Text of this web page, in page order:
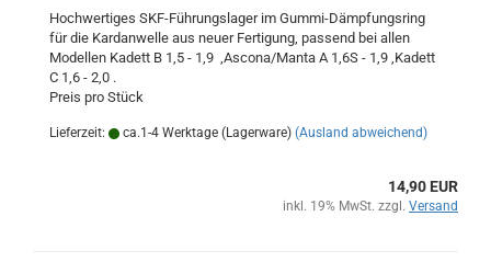
Hochwertiges SKF-Führungslager im Gummi-Dämpfungsring
für die Kardanwelle aus neuer Fertigung, passend bei allen
Modellen Kadett B 1,5 - 1,9 ,Ascona/Manta A 1,6S - 1,9 ,Kadett
C 1,6 - 2,0 .
Preis pro Stück
Lieferzeit: ca.1-4 Werktage (Lagerware) (Ausland abweichend)
14,90 EUR
inkl. 19% MwSt. zzgl. Versand